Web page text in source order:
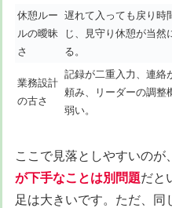
休憩ルー
ルの曖昧
さ
遅れて入っても戻り時
じ、見守り休憩が当然
る。
業務設計
の古さ
記録が二重入力、連絡
頼み、リーダーの調整
弱い。
ここで見落としやすいのが、
が下手なことは別問題だと
足は大きいです。ただ、